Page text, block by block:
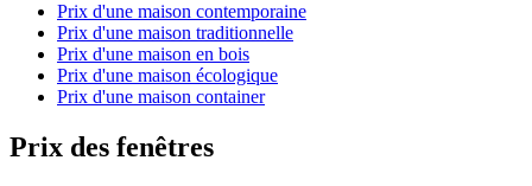
Prix d'une maison contemporaine
Prix d'une maison traditionnelle
Prix d'une maison en bois
Prix d'une maison écologique
Prix d'une maison container
Prix des fenêtres